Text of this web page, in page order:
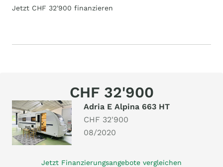
Jetzt CHF 32'900 finanzieren
CHF 32'900
Adria E Alpina 663 HT
CHF 32'900
08/2020
Jetzt Finanzierungsangebote vergleichen